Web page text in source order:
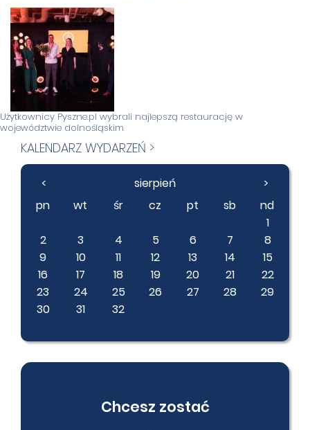
Użytkownicy Pyszne.pl wybrali najlepszą restaurację w
województwie dolnośląskim
KALENDARZ WYDARZEŃ >
< sierpień
>
pn
wt śr cz pt sb
nd
1
2
3 4 5 6 7
8
9
10 11 12 13 14
15
16
17 18 19 20 21
22
23
24 25 26 27 28
29
30
31 32
Chcesz zostać